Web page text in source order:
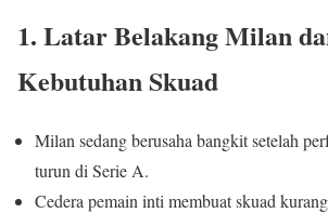
1. Latar Belakang Milan
Kebutuhan Skuad
Milan sedang berusaha bangkit setelah
turun di Serie A.
Cedera pemain inti membuat skuad